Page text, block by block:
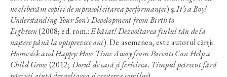
ne eliberăm copiii de suprasolicitarea performanței) șiIt’s a Boy!
Understanding Your Son’s Development from Birth to
Eighteen(2008; ed. rom.:E băiat! Dezvoltarea fiului tău de la
naștere până la optsprezece ani). De asemenea, este autorul cărții
Homesick andHappy: How Time Away from Parents Can Help a
Child Grow(2012; Dorul de casă și fericirea. Timpul petrecut fără